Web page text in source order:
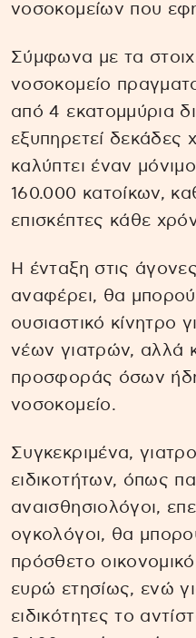
νοσοκομείων που
Σύμφωνα με τα
νοσοκομείο
από 4 εκατομμύρια
εξυπηρετεί δεκάδες
καλύπτει έναν
160.000 κατοίκων,
επισκέπτες κάθε
Η ένταξη στις
αναφέρει, θα
ουσιαστικό κίνητρο
νέων γιατρών, αλλά
προσφοράς όσων
νοσοκομείο.
Συγκεκριμένα,
ειδικοτήτων, όπως
αναισθησιολόγοι,
ογκολόγοι, θα
πρόσθετο
ευρώ ετησίως, ενώ
ειδικότητες το